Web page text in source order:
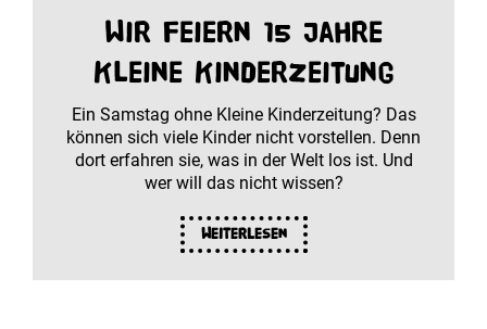
Wir feiern 15 Jahre
Kleine Kinderzeitung
Ein Samstag ohne Kleine Kinderzeitung? Das
können sich viele Kinder nicht vorstellen. Denn
dort erfahren sie, was in der Welt los ist. Und
wer will das nicht wissen?
Weiterlesen